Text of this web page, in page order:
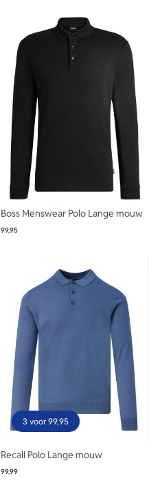
Boss Menswear Polo Lange mouw
99,95
3 voor 99,95
Recall Polo Lange mouw
99,99